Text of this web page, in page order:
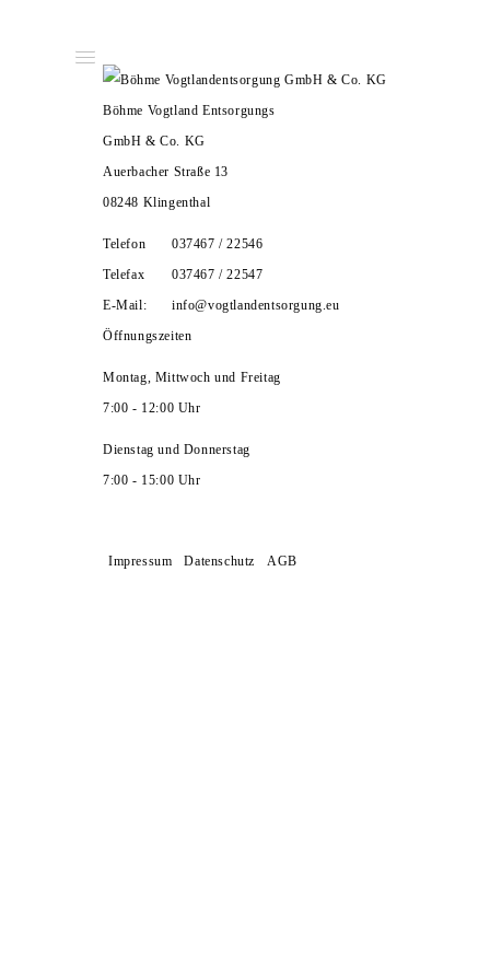
Böhme Vogtland Entsorgungs
GmbH & Co. KG
Auerbacher Straße 13
08248 Klingenthal
Telefon
037467 / 22546
Telefax
037467 / 22547
E-Mail:
info@vogtlandentsorgung.eu
Öffnungszeiten
Montag, Mittwoch und Freitag
7:00 - 12:00 Uhr
Dienstag und Donnerstag
7:00 - 15:00 Uhr
Impressum Datenschutz AGB